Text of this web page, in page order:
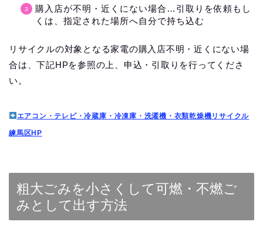
購入店が不明・近くにない場合…引取りを依頼もし
くは、指定された場所へ自分で持ち込む
リサイクルの対象となる家電の購入店不明・近くにない場
合は、下記HPを参照の上、申込・引取りを行ってくださ
い。
エアコン・テレビ・冷蔵庫・冷凍庫・洗濯機・衣類乾燥機リサイクル
練馬区HP
粗大ごみを小さくして可燃・不燃ご
みとして出す方法